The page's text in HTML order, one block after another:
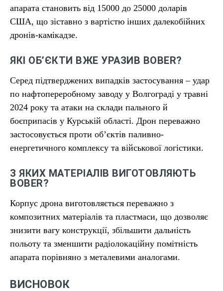
апарата становить від 15000 до 25000 доларів
США, що зіставно з вартістю інших далекобійних
дронів-камікадзе.
ЯКІ ОБ’ЄКТИ ВЖЕ УРАЗИВ BOBER?
Серед підтверджених випадків застосування – удар
по нафтопереробному заводу у Волгограді у травні
2024 року та атаки на склади пального й
боєприпасів у Курській області. Дрон переважно
застосовується проти об’єктів паливно-
енергетичного комплексу та військової логістики.
З ЯКИХ МАТЕРІАЛІВ ВИГОТОВЛЯЮТЬ
BOBER?
Корпус дрона виготовляється переважно з
композитних матеріалів та пластмаси, що дозволяє
знизити вагу конструкції, збільшити дальність
польоту та зменшити радіолокаційну помітність
апарата порівняно з металевими аналогами.
ВИСНОВОК